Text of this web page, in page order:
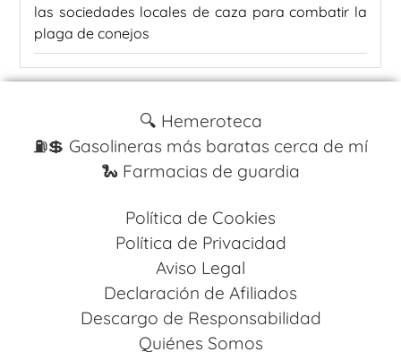
las sociedades locales de caza para combatir la
plaga de conejos
🔍 Hemeroteca
⛽️💲 Gasolineras más baratas cerca de mí
🐍 Farmacias de guardia
Política de Cookies
Política de Privacidad
Aviso Legal
Declaración de Afiliados
Descargo de Responsabilidad
Quiénes Somos